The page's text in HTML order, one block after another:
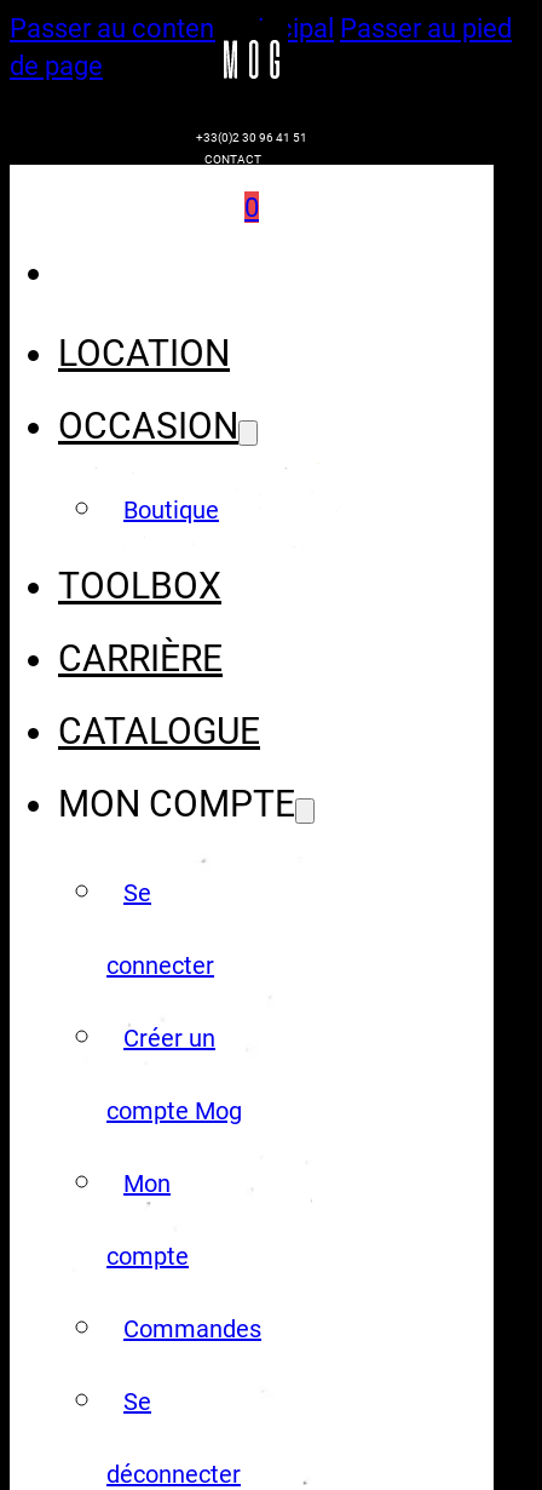
Passer au contenu principal Passer au pied
de page
+33(0)2 30 96 41 51
CONTACT
0
LOCATION
OCCASION
Boutique
TOOLBOX
CARRIÈRE
CATALOGUE
MON COMPTE
Se
connecter
Créer un
compte Mog
Mon
compte
Commandes
Se
déconnecter